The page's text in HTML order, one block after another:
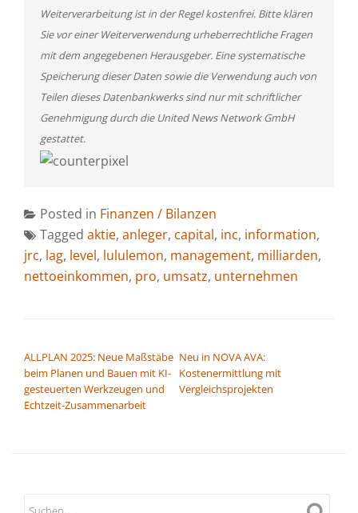
Weiterverarbeitung ist in der Regel kostenfrei. Bitte klären
Sie vor einer Weiterverwendung urheberrechtliche Fragen
mit dem angegebenen Herausgeber. Eine systematische
Speicherung dieser Daten sowie die Verwendung auch von
Teilen dieses Datenbankwerks sind nur mit schriftlicher
Genehmigung durch die United News Network GmbH
gestattet.
Posted in Finanzen / Bilanzen
Tagged aktie, anleger, capital, inc, information,
jrc, lag, level, lululemon, management, milliarden,
nettoeinkommen, pro, umsatz, unternehmen
ALLPLAN 2025: Neue Maßstäbe
beim Planen und Bauen mit KI-
gesteuerten Werkzeugen und
Echtzeit-Zusammenarbeit
Neu in NOVA AVA:
Kostenermittlung mit
Vergleichsprojekten